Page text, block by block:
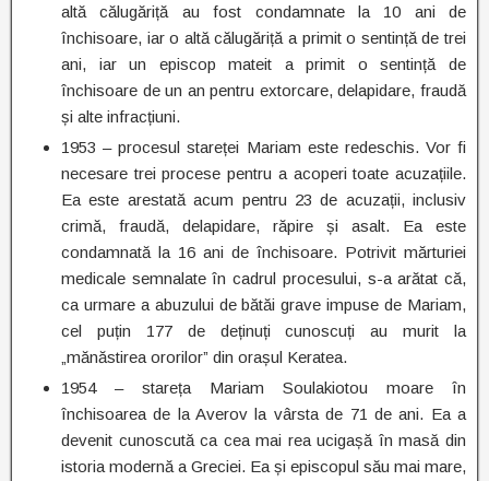
altă călugăriță au fost condamnate la 10 ani de
închisoare, iar o altă călugăriță a primit o sentință de trei
ani, iar un episcop mateit a primit o sentință de
închisoare de un an pentru extorcare, delapidare, fraudă
și alte infracțiuni.
1953 – procesul stareței Mariam este redeschis. Vor fi
necesare trei procese pentru a acoperi toate acuzațiile.
Ea este arestată acum pentru 23 de acuzații, inclusiv
crimă, fraudă, delapidare, răpire și asalt. Ea este
condamnată la 16 ani de închisoare. Potrivit mărturiei
medicale semnalate în cadrul procesului, s-a arătat că,
ca urmare a abuzului de bătăi grave impuse de Mariam,
cel puțin 177 de deținuți cunoscuți au murit la
„mănăstirea ororilor” din orașul Keratea.
1954 – stareța Mariam Soulakiotou moare în
închisoarea de la Averov la vârsta de 71 de ani. Ea a
devenit cunoscută ca cea mai rea ucigașă în masă din
istoria modernă a Greciei. Ea și episcopul său mai mare,